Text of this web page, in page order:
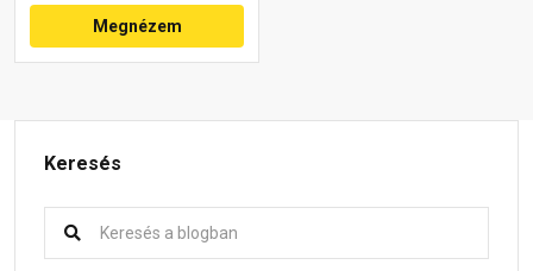
Megnézem
Keresés